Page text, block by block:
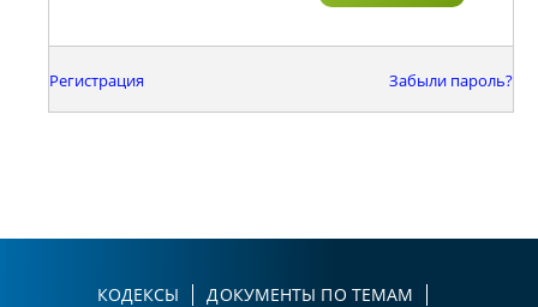
Регистрация Забыли пароль?
КОДЕКСЫ
ДОКУМЕНТЫ ПО ТЕМАМ